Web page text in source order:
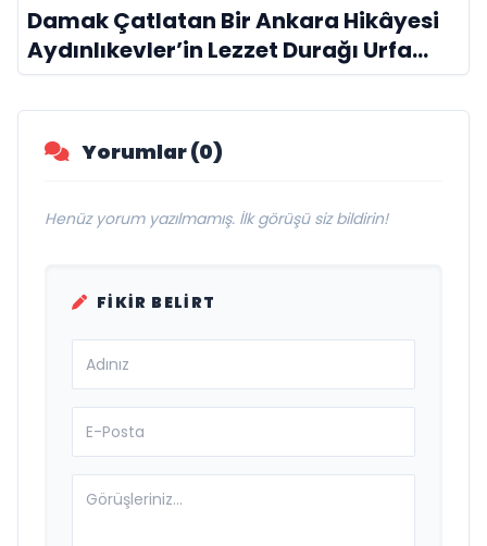
Damak Çatlatan Bir Ankara Hikâyesi
Aydınlıkevler’in Lezzet Durağı Urfa
Damak
Yorumlar (0)
Henüz yorum yazılmamış. İlk görüşü siz bildirin!
FIKIR BELIRT